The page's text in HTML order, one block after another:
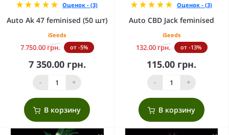
Оценок - (3)
Auto Ak 47 feminised (50 шт)
iSeeds
7 750.00 грн. от -5%
7 350.00 грн.
- +
В корзину
Оценок - (3)
Auto CBD Jack feminised
iSeeds
132.00 грн. от -13%
115.00 грн.
- +
В корзину